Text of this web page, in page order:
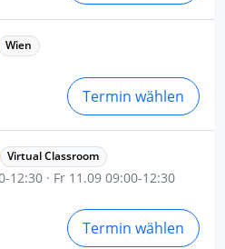
Wien
Termin wählen
Virtual Classroom
12:30 · Fr 11.09 09:00-12:30
Termin wählen